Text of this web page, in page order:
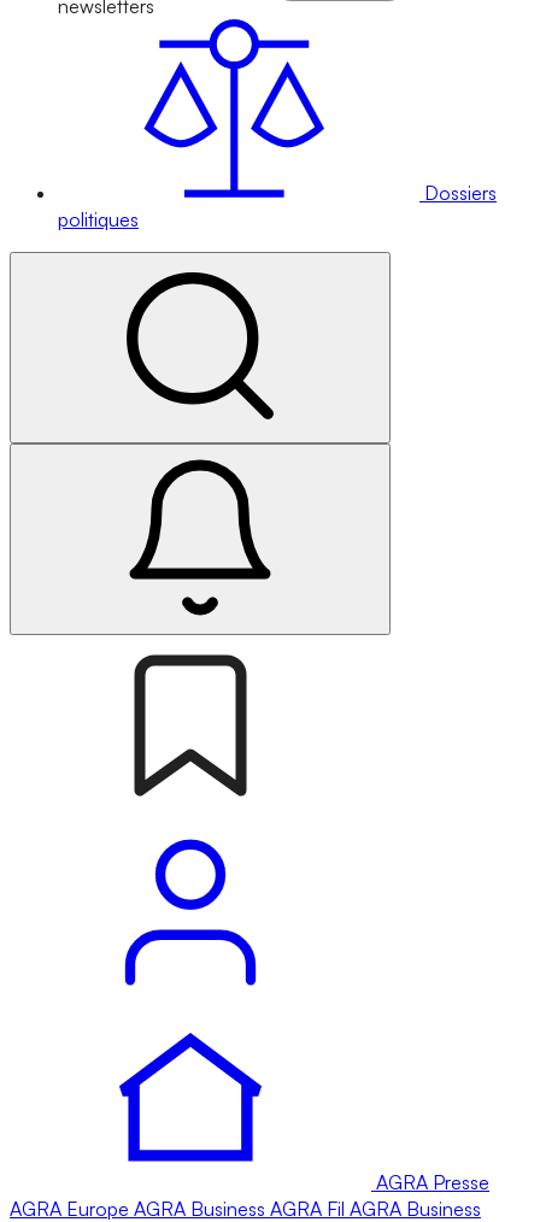
newsletters
Dossiers
politiques
AGRA Presse
AGRA Europe AGRA Business AGRA Fil AGRA Business